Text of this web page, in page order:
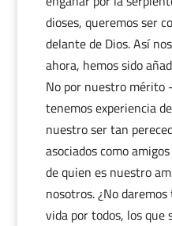
dioses, queremos ser
delante de Dios. Así
ahora, hemos sido
No por nuestro
tenemos experiencia
nuestro ser tan
asociados como
de quien es nuestro
nosotros. ¿No
vida por todos, los que